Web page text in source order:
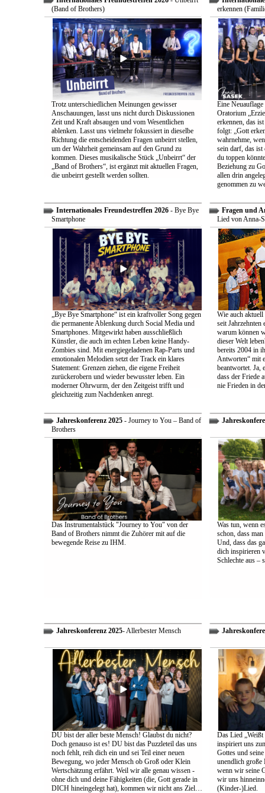
(Band of Brothers)
Trotz unterschiedlichen Meinungen gewisser
Anschauungen, lasst uns nicht durch Diskussionen
Zeit und Kraft absaugen und vom Wesentlichen
ablenken. Lasst uns vielmehr fokussiert in dieselbe
Richtung die entscheidenden Fragen unbeirrt stellen,
um der Wahrheit gemeinsam auf den Grund zu
kommen. Dieses musikalische Stück „Unbeirrt“ der
„Band of Brothers“, ist ergänzt mit aktuellen Fragen,
die unbeirrt gestellt werden sollten.
erkennen
Eine Neuauflage
Oratorium
erkennen, das
folgt: „Gott
wahrnehme,
sein darf, das ist
du toppen
Beziehung zu
allen drin
genommen zu
Internationales Freundestreffen 2026- Bye Bye
Smartphone
„Bye Bye Smartphone“ ist ein kraftvoller Song gegen
die permanente Ablenkung durch Social Media und
Smartphones. Mitgewirkt haben ausschließlich
Künstler, die auch im echten Leben keine Handy-
Zombies sind. Mit energiegeladenen Rap-Parts und
emotionalen Melodien setzt der Track ein klares
Statement: Grenzen ziehen, die eigene Freiheit
zurückerobern und wieder bewusster leben. Ein
moderner Ohrwurm, der den Zeitgeist trifft und
gleichzeitig zum Nachdenken anregt.
Fragen und
Lied von Anna-
Wie auch
seit Jahrzehnten
warum können
dieser Welt
bereits 2004 in
Antworten“ mit
beantwortet. Ja,
dass der Friede
nie Frieden in
Jahreskonferenz 2025- Journey to You – Band of
Brothers
Das Instrumentalstück "Journey to You" von der
Band of Brothers nimmt die Zuhörer mit auf die
bewegende Reise zu IHM.
Was tun, wenn
schon, dass
Und, dass das
dich inspirieren
Schlechte aus –
Jahreskonferenz 2025- Allerbester Mensch
DU bist der aller beste Mensch! Glaubst du nicht?
Doch genauso ist es! DU bist das Puzzleteil das uns
noch fehlt, reih dich ein und sei Teil einer neuen
Bewegung, wo jeder Mensch ob Groß oder Klein
Wertschätzung erfährt. Weil wir alle genau wissen -
ohne dich und deine Fähigkeiten (die, Gott gerade in
DICH hineingelegt hat), kommen wir nicht ans Ziel…
Das Lied
inspiriert uns
Gottes und
unendlich große
wenn wir seine
wir uns
(Kinder-)Lied.